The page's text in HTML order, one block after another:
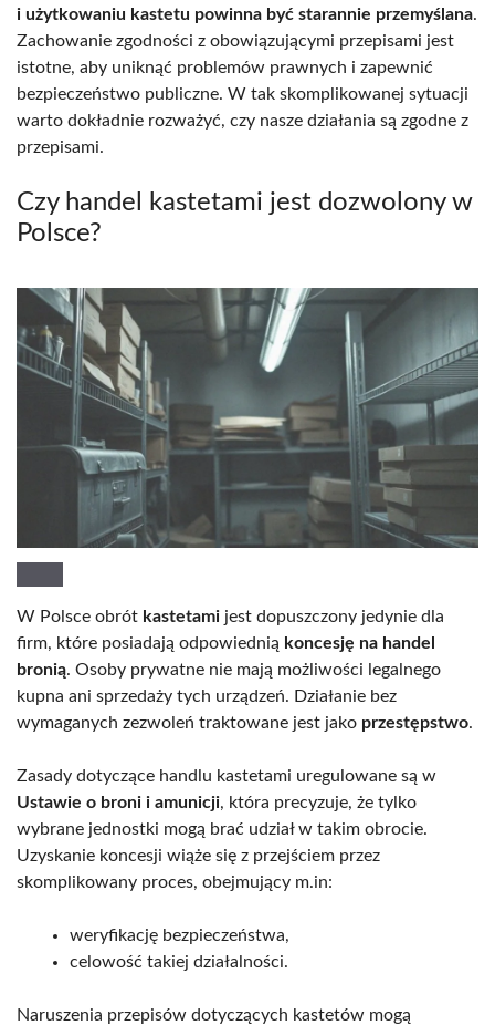
i użytkowaniu kastetu powinna być starannie przemyślana.
Zachowanie zgodności z obowiązującymi przepisami jest
istotne, aby uniknąć problemów prawnych i zapewnić
bezpieczeństwo publiczne. W tak skomplikowanej sytuacji
warto dokładnie rozważyć, czy nasze działania są zgodne z
przepisami.
Czy handel kastetami jest dozwolony w
Polsce?
W Polsce obrót kastetami jest dopuszczony jedynie dla
firm, które posiadają odpowiednią koncesję na handel
bronią. Osoby prywatne nie mają możliwości legalnego
kupna ani sprzedaży tych urządzeń. Działanie bez
wymaganych zezwoleń traktowane jest jako przestępstwo.
Zasady dotyczące handlu kastetami uregulowane są w
Ustawie o broni i amunicji, która precyzuje, że tylko
wybrane jednostki mogą brać udział w takim obrocie.
Uzyskanie koncesji wiąże się z przejściem przez
skomplikowany proces, obejmujący m.in:
weryfikację bezpieczeństwa,
celowość takiej działalności.
Naruszenia przepisów dotyczących kastetów mogą